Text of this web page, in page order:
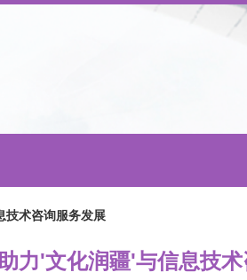
技术咨询服务发展
力'文化润疆'与信息技